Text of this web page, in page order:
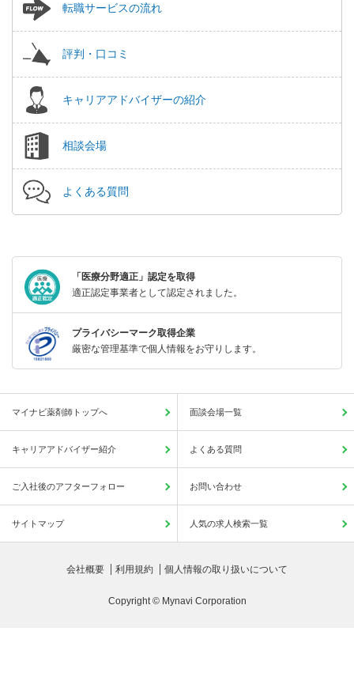
転職サービスの流れ
評判・口コミ
キャリアアドバイザーの紹介
相談会場
よくある質問
「医療分野適正」認定を取得
適正認定事業者として認定されました。
プライバシーマーク取得企業
厳密な管理基準で個人情報をお守りします。
マイナビ薬剤師トップへ 面談会場一覧
キャリアアドバイザー紹介 よくある質問
ご入社後のアフターフォロー お問い合わせ
サイトマップ 人気の求人検索一覧
会社概要 利用規約 個人情報の取り扱いについて
Copyright © Mynavi Corporation